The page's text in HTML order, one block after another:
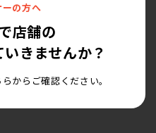
の方へ
店舗の
きませんか？
からご確認ください。